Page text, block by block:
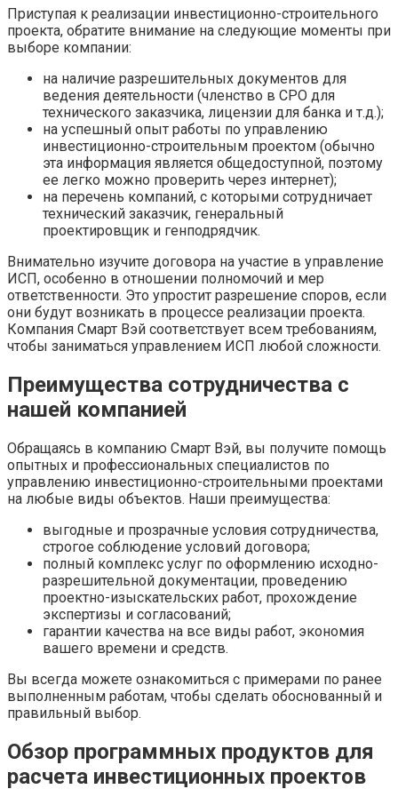
Приступая к реализации инвестиционно-строительного
проекта, обратите внимание на следующие моменты при
выборе компании:
на наличие разрешительных документов для
ведения деятельности (членство в СРО для
технического заказчика, лицензии для банка и т.д.);
на успешный опыт работы по управлению
инвестиционно-строительным проектом (обычно
эта информация является общедоступной, поэтому
ее легко можно проверить через интернет);
на перечень компаний, с которыми сотрудничает
технический заказчик, генеральный
проектировщик и генподрядчик.
Внимательно изучите договора на участие в управление
ИСП, особенно в отношении полномочий и мер
ответственности. Это упростит разрешение споров, если
они будут возникать в процессе реализации проекта.
Компания Смарт Вэй соответствует всем требованиям,
чтобы заниматься управлением ИСП любой сложности.
Преимущества сотрудничества с
нашей компанией
Обращаясь в компанию Смарт Вэй, вы получите помощь
опытных и профессиональных специалистов по
управлению инвестиционно-строительными проектами
на любые виды объектов. Наши преимущества:
выгодные и прозрачные условия сотрудничества,
строгое соблюдение условий договора;
полный комплекс услуг по оформлению исходно-
разрешительной документации, проведению
проектно-изыскательских работ, прохождение
экспертизы и согласований;
гарантии качества на все виды работ, экономия
вашего времени и средств.
Вы всегда можете ознакомиться с примерами по ранее
выполненным работам, чтобы сделать обоснованный и
правильный выбор.
Обзор программных продуктов для
расчета инвестиционных проектов